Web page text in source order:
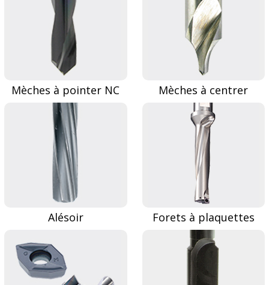
Mèches à pointer NC Mèches à centrer
Alésoir Forets à plaquettes